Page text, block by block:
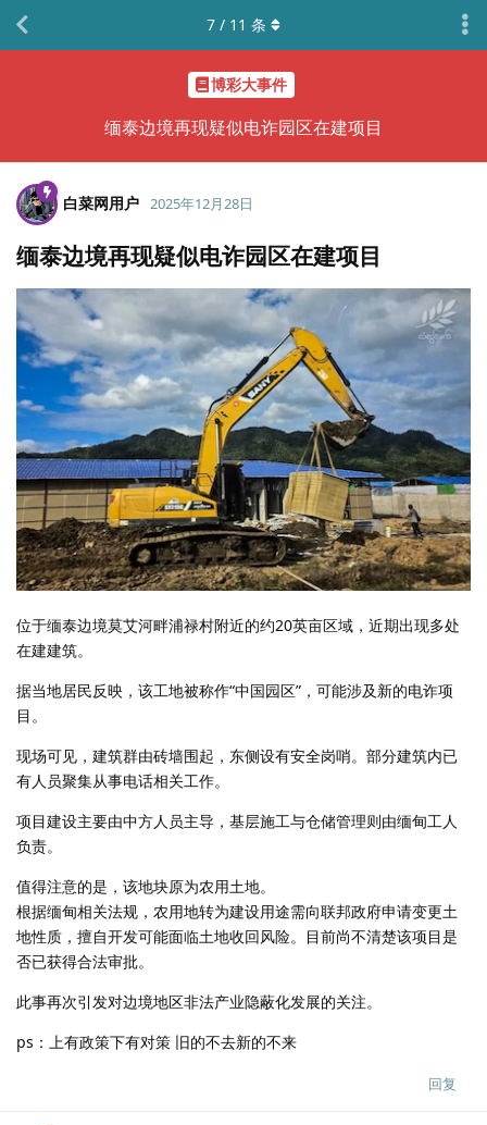
博彩大事件
缅泰边境再现疑似电诈园区在建项目
7 / 11 条
白菜网用户 2025年12月28日
缅泰边境再现疑似电诈园区在建项目
位于缅泰边境莫艾河畔浦禄村附近的约20英亩区域，近期出现多处
在建建筑。
据当地居民反映，该工地被称作“中国园区”，可能涉及新的电诈项
目。
现场可见，建筑群由砖墙围起，东侧设有安全岗哨。部分建筑内已
有人员聚集从事电话相关工作。
项目建设主要由中方人员主导，基层施工与仓储管理则由缅甸工人
负责。
值得注意的是，该地块原为农用土地。
根据缅甸相关法规，农用地转为建设用途需向联邦政府申请变更土
地性质，擅自开发可能面临土地收回风险。目前尚不清楚该项目是
否已获得合法审批。
此事再次引发对边境地区非法产业隐蔽化发展的关注。
ps：上有政策下有对策 旧的不去新的不来
回复